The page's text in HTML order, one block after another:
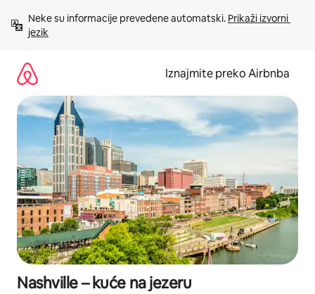
sadržaj
Neke su informacije prevedene automatski. Prikaži izvorni
jezik
Iznajmite preko Airbnba
Nashville – kuće na jezeru